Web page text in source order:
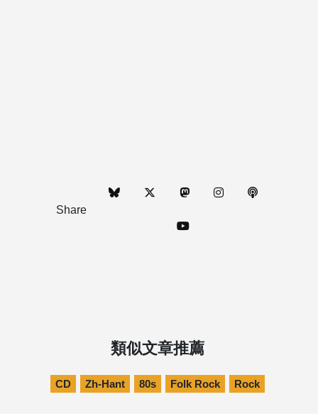
Share
類似文章推薦
CD Zh-Hant 80s Folk Rock Rock